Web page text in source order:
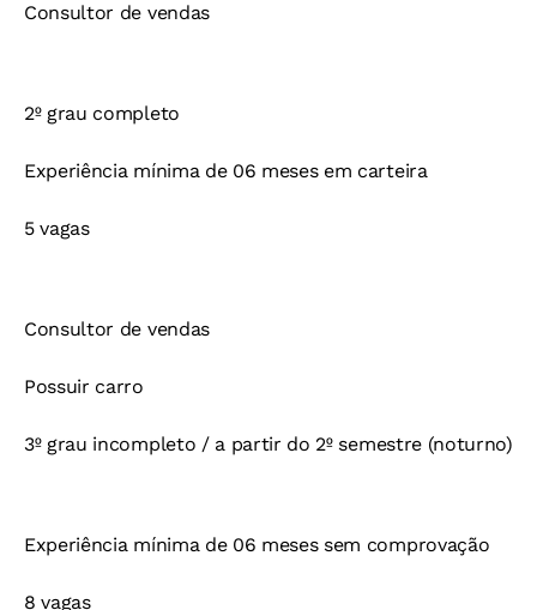
Consultor de vendas
2º grau completo
Experiência mínima de 06 meses em carteira
5 vagas
Consultor de vendas
Possuir carro
3º grau incompleto / a partir do 2º semestre (noturno)
Experiência mínima de 06 meses sem comprovação
8 vagas